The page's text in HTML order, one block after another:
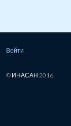
Войти
© ИНАСАН 2016